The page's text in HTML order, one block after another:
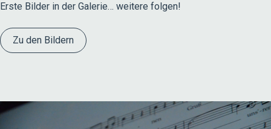
Erste Bilder in der Galerie… weitere folgen!
Zu den Bildern